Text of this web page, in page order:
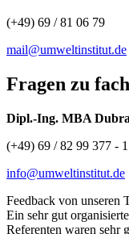
(+49) 69 / 81 06 79
mail@umweltinstitut.de
Fragen zu
Dipl.-Ing. MBA
(+49) 69 / 82 99 377 -
info@umweltinstitut.de
Feedback von unseren
Ein sehr gut
Referenten waren sehr